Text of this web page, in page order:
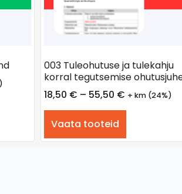
003 Tuleohutuse ja tulekahju
korral tegutsemise
18,50 € – 55,50 € + km (24%)
Vaata tooteid